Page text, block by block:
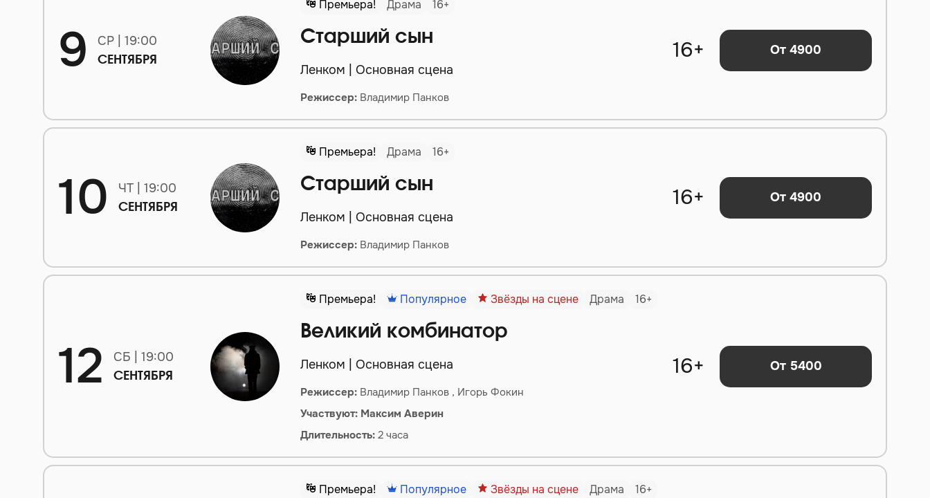
9 СР | 19:00
СЕНТЯБРЯ
Премьера! Драма 16+
Старший сын
Ленком | Основная сцена
Режиссер: Владимир Панков
16+ От 4900
10 ЧТ | 19:00
СЕНТЯБРЯ
Премьера! Драма 16+
Старший сын
Ленком | Основная сцена
Режиссер: Владимир Панков
16+ От 4900
12 СБ | 19:00
СЕНТЯБРЯ
Премьера! Популярное Звёзды на сцене Драма 16+
Великий комбинатор
Ленком | Основная сцена
Режиссер: Владимир Панков , Игорь Фокин
Участвуют: Максим Аверин
Длительность: 2 часа
16+ От 5400
Премьера! Популярное Звёзды на сцене Драма 16+